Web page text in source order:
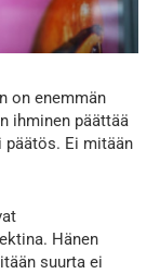
on enemmän
ihminen päättää
päätös. Ei mitään
Hänen
suurta ei